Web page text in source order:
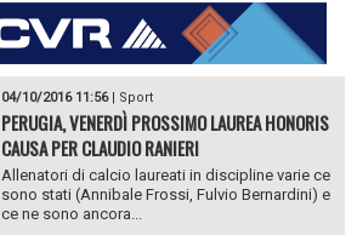
04/10/2016 11:56| Sport
PERUGIA, VENERDÌ PROSSIMO LAUREA HONORIS
CAUSA PER CLAUDIO RANIERI
Allenatori di calcio laureati in discipline varie ce
sono stati (Annibale Frossi, Fulvio Bernardini) e
ce ne sono ancora...